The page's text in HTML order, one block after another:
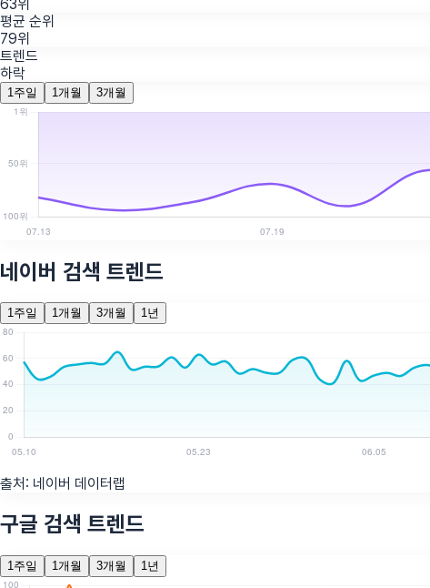
63위
평균 순위
79위
트렌드
하락
1주일 1개월 3개월
네이버 검색 트렌드
1주일 1개월 3개월 1년
출처: 네이버 데이터랩
구글 검색 트렌드
1주일 1개월 3개월 1년